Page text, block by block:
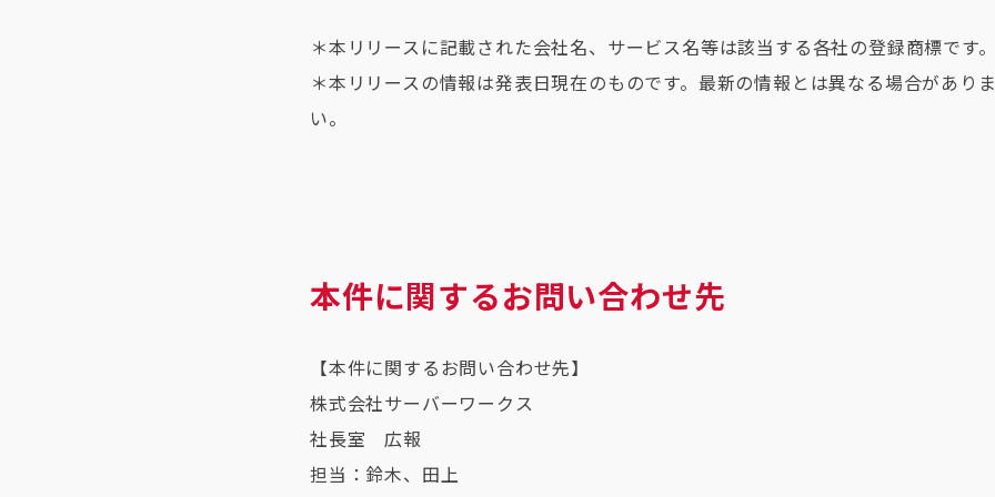
＊本リリースに記載された会社名、サービス名等は該当する各社の登録商標です。
＊本リリースの情報は発表日現在のものです。最新の情報とは異なる場合があり
い。
本件に関するお問い合わせ先
【本件に関するお問い合わせ先】
株式会社サーバーワークス
社長室 広報
担当：鈴木、田上